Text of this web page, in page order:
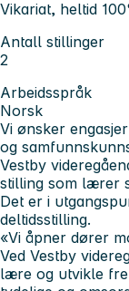
Vikariat, heltid
Antall stillinger
2
Arbeidsspråk
Norsk
Vi ønsker
og
Vestby
stilling som lærer
Det er i
deltidsstilling.
«Vi åpner dører
Ved Vestby
lære og utvikle